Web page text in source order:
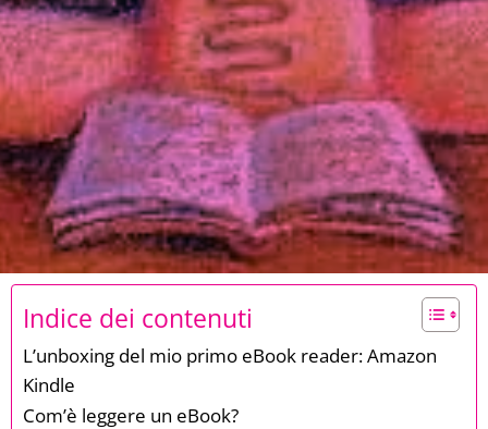
Indice dei contenuti
L’unboxing del mio primo eBook reader: Amazon
Kindle
Com’è leggere un eBook?